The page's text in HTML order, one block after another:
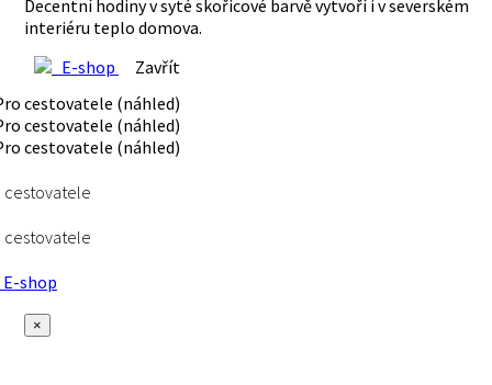
Decentní hodiny v syté skořicové barvě vytvoří i v severském
interiéru teplo domova.
E-shop
Zavřít
cestovatele
cestovatele
shop
×